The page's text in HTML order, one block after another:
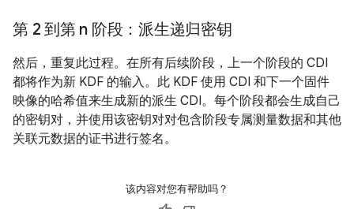
第 2 到第 n 阶段：派生递归密钥
然后，重复此过程。在所有后续阶段，上一个阶段的 CDI
都将作为新 KDF 的输入。此 KDF 使用 CDI 和下一个固件
映像的哈希值来生成新的派生 CDI。每个阶段都会生成自己
的密钥对，并使用该密钥对对包含阶段专属测量数据和其他
关联元数据的证书进行签名。
该内容对您有帮助吗？